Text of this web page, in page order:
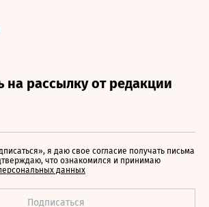
я даю свое согласие получать письма
что ознакомился и принимаю
данных